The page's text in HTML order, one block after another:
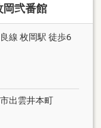
岡弐番館
線 枚岡駅 徒歩6
出雲井本町